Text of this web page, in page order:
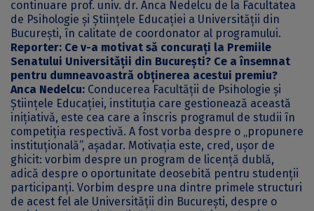
continuare prof. univ. dr. Anca Nedelcu de la Facultatea
de Psihologie și Științele Educației a Universității din
București, în calitate de coordonator al programului.
Reporter: Ce v-a motivat să concurați la Premiile
Senatului Universității din București? Ce a însemnat
pentru dumneavoastră obținerea acestui premiu?
Anca Nedelcu: Conducerea Facultății de Psihologie și
Științele Educației, instituția care gestionează această
inițiativă, este cea care a înscris programul de studii în
competiția respectivă. A fost vorba despre o „propunere
instituțională”, așadar. Motivația este, cred, ușor de
ghicit: vorbim despre un program de licență dublă,
adică despre o oportunitate deosebită pentru studenții
participanți. Vorbim despre una dintre primele structuri
de acest fel ale Universității din București, despre o